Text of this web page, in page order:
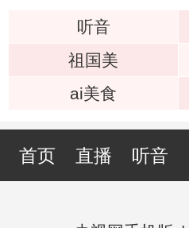
听音
祖国美
ai美食
首页 直播 听音